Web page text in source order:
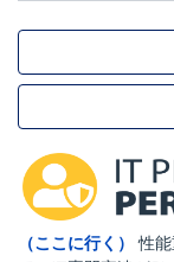
（ここに行く）
性